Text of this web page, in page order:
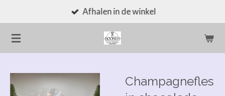
direct
naar
de
Afhalen in de winkel
Champagnefles